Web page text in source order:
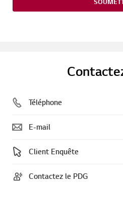
Téléphone
E-mail
Client Enquête
Contactez le PDG